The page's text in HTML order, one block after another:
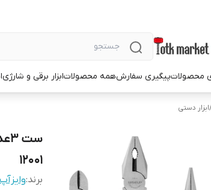
محصولاتپیگیری سفارشهمه محصولاتابزار برقی و شارژی
ابزار دستی
12001
برند:وایزآپ